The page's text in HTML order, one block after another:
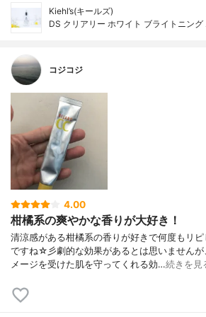
Kiehl’s(キールズ)
DS クリアリー ホワイト ブライトニング
コジコジ
4.00
柑橘系の爽やかな香りが大好き！
清涼感がある柑橘系の香りが好きで何度もリ
ですね☆彡劇的な効果があるとは思いません
メージを受けた肌を守ってくれる効…続きを見